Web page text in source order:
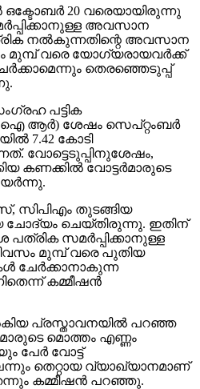
20 വരെയായിരുന്നു
അവസാന
നല്‍കുന്നതിന്റെ അവസാന
മുമ്പ് വരെ യോഗ്യരായവര്‍ക്ക്
തെരഞ്ഞെടുപ്പ്
പട്ടിക
ആര്‍) ശേഷം സെപ്റ്റംബര്‍
7.42 കോടി
വോട്ടെടുപ്പിനുശേഷം,
കണക്കില്‍ വോട്ടര്‍മാരുടെ
തുടങ്ങിയ
ചോദ്യം ചെയ്തിരുന്നു. ഇതിന്
പത്രിക സമര്‍പ്പിക്കാനുള്ള
മുമ്പ് വരെ പുതിയ
ചേര്‍ക്കാനാകുന്ന
കമ്മീഷന്‍
പ്രസ്താവനയില്‍ പറഞ്ഞ
മൊത്തം എണ്ണം
പേര്‍ വോട്ട്
തെറ്റായ വ്യാഖ്യാനമാണ്
കമ്മീഷന്‍ പറഞ്ഞു.